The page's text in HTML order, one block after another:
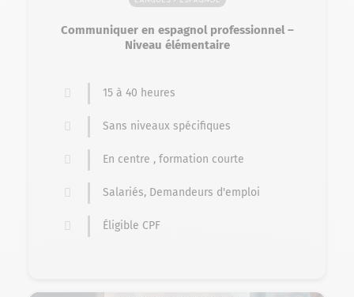
Communiquer en espagnol professionnel –
Niveau élémentaire
15 à 40 heures
Sans niveaux spécifiques
En centre , formation courte
Salariés, Demandeurs d'emploi
Éligible CPF